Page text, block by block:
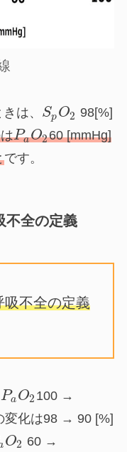
は、 Sp O2 98[%]
PaO260 [mmHg]
です。
不全の定義
吸不全の定義
Pa O2 100 →
変化は98 → 90 [%]
O2 60 →